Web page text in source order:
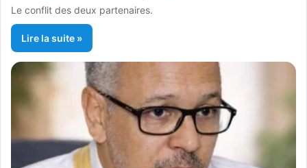
Le conflit des deux partenaires.
Lire la suite »